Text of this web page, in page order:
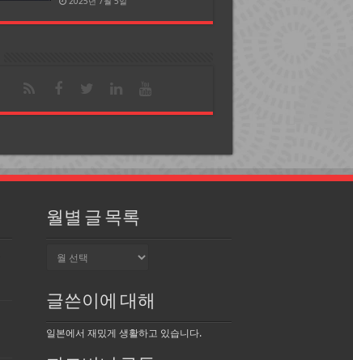
월별 글 목록
목
록
글쓴이에 대해
일본에서 재밌게 생활하고 있습니다.